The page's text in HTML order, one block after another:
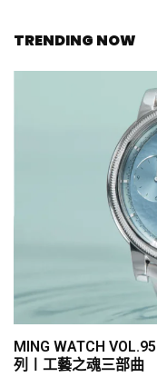
TRENDING NOW
MING WATCH
列〡工藝之魂三部曲